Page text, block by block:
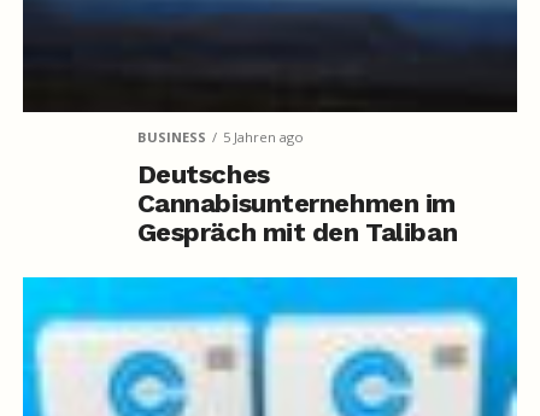
BUSINESS 5 Jahren ago
Deutsches
Cannabisunternehmen im
Gespräch mit den Taliban